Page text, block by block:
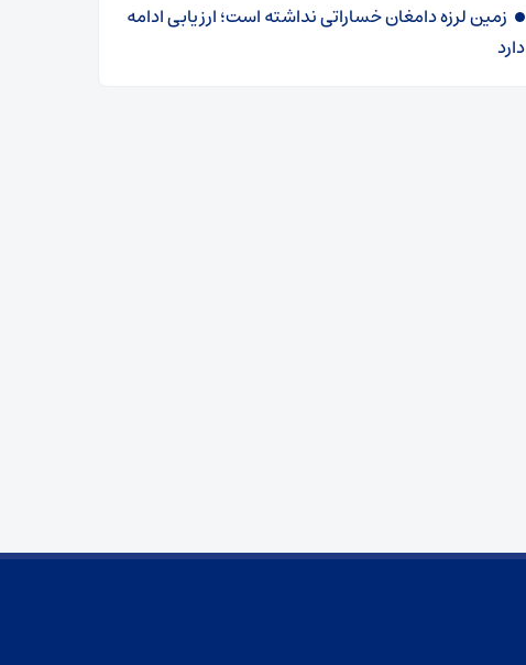
زمین لرزه دامغان خساراتی نداشته است؛ ارزیابی ادامه
دارد